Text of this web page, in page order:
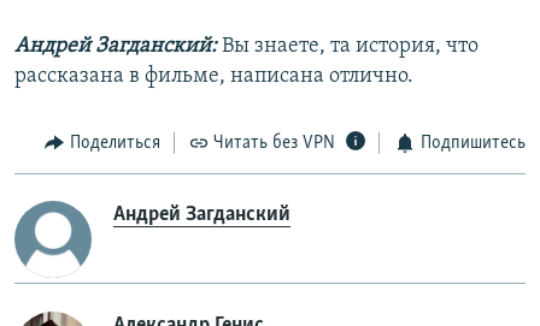
Андрей Загданский:Вы знаете, та история, что
рассказана в фильме, написана отлично.
Поделиться Читать без VPN Подпишитесь
Андрей Загданский